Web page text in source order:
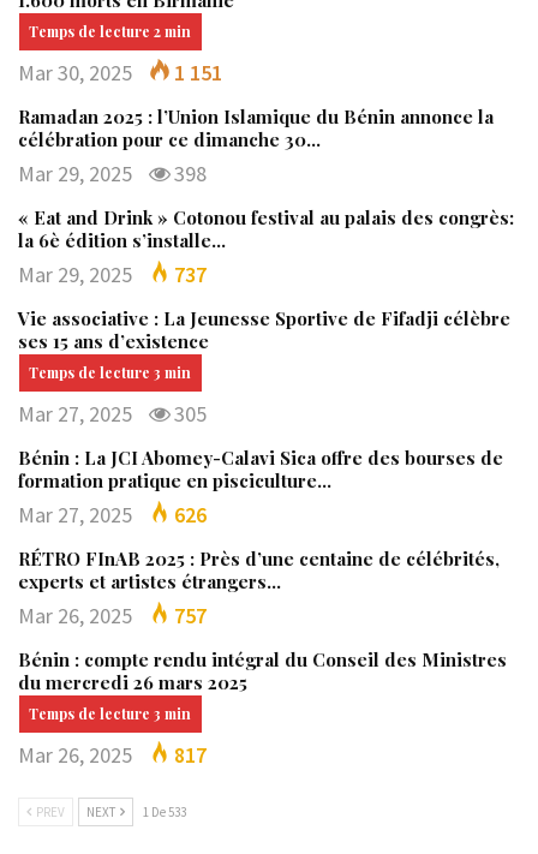
Mar 30, 2025 1 151
Ramadan 2025 : l’Union Islamique du Bénin annonce la
célébration pour ce dimanche 30…
Mar 29, 2025 398
« Eat and Drink » Cotonou festival au palais des congrès:
la 6è édition s’installe…
Mar 29, 2025 737
Vie associative : La Jeunesse Sportive de Fifadji célèbre
ses 15 ans d’existence
Mar 27, 2025 305
Bénin : La JCI Abomey-Calavi Sica offre des bourses de
formation pratique en pisciculture…
Mar 27, 2025 626
RÉTRO FInAB 2025 : Près d’une centaine de célébrités,
experts et artistes étrangers…
Mar 26, 2025 757
Bénin : compte rendu intégral du Conseil des Ministres
du mercredi 26 mars 2025
Mar 26, 2025 817
PREV NEXT 1 De 533